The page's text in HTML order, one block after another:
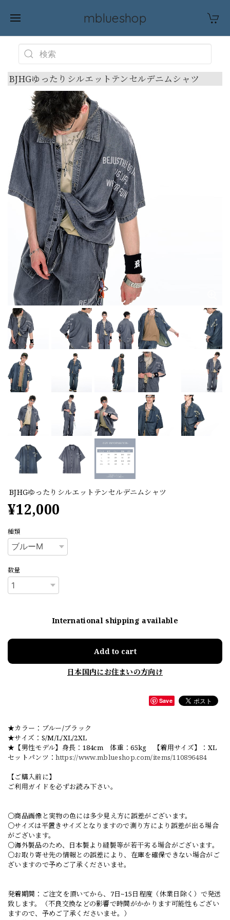
mblueshop
BJHGゆったりシルエットテンセルデニムシャツ
BJHGゆったりシルエットテンセルデニムシャツ
¥12,000
種類
数量
International shipping available
Add to cart
日本国内にお住まいの方向け
Save
★カラー：ブルー/ブラック
★サイズ：S/M/L/XL/2XL
★【男性モデル】身長：184cm 体重：65kg 【着用サイズ】：XL
セットパンツ：https://www.mblueshop.com/items/110896484
【ご購入前に】
ご利用ガイドを必ずお読み下さい。
○商品画像と実物の色には多少見え方に誤差がございます。
○サイズは平置きサイズとなりますので測り方により誤差が出る場合
がございます。
○海外製品のため、日本製より縫製等が若干劣る場合がございます。
○お取り寄せ先の情報との誤差により、在庫を確保できない場合がご
ざいますので予めご了承くださいませ。
発着期間：ご注文を頂いてから、7日~15日程度（休業日除く）で発送
致します。（不良交換などの影響で時間がかかります可能性もござい
ますので、予めご了承くださいませ。）